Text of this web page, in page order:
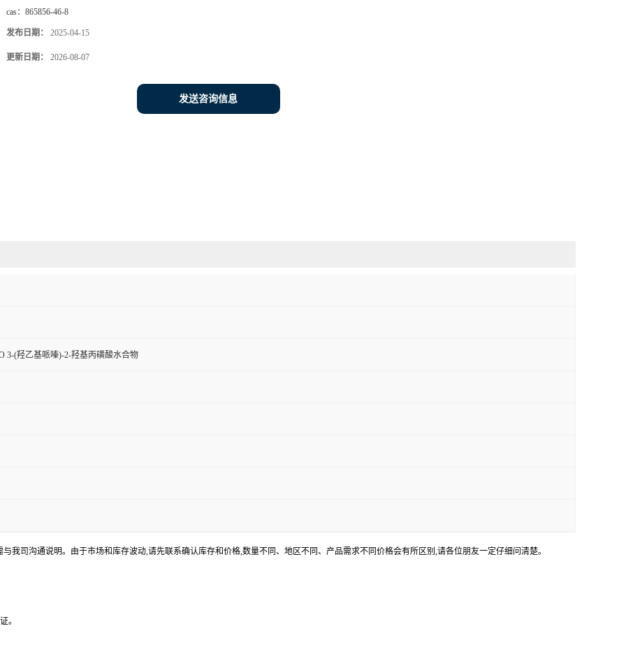
cas： 865856-46-8
发布日期： 2025-04-15
更新日期： 2026-08-07
发送咨询信息
3-(羟乙基哌嗪)-2-羟基丙磺酸水合物
我司沟通说明。由于市场和库存波动,请先联系确认库存和价格,数量不同、地区不同、产品需求不同价格会有所区别,请各位朋友一定仔细问清楚。
。